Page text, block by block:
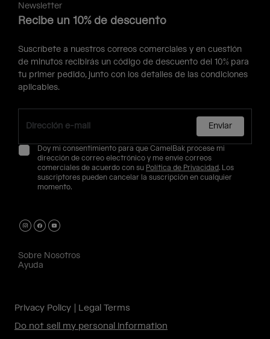
Newsletter
Recibe un 10% de descuento
Suscríbete a nuestros correos comerciales y en cuestión
de minutos recibirás un código de descuento del 10% para
tu primer pedido, junto con los detalles de las condiciones
aplicables.
Enviar
Doy mi consentimiento para que CamelBak procese mi
dirección de correo electrónico y me envíe correos
comerciales de acuerdo con su Política de Privacidad. Los
suscriptores pueden cancelar la suscripción en cualquier
momento.
Sobre Nosotros
Ayuda
Privacy Policy
Legal Terms
Do not sell my personal information